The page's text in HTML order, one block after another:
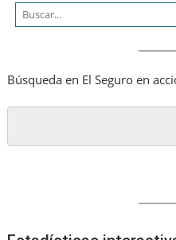
dígitos
valor
asciende
millones
USD
Búsqueda en El Seguro en